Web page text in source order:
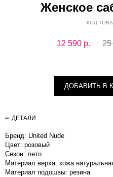
Женское
КОД
12 590р. 25
ДОБАВИТЬ В
ДЕТАЛИ
Бренд: United Nude
Цвет: розовый
Сезон: лето
Материал верха: кожа
Материал подошвы: резина